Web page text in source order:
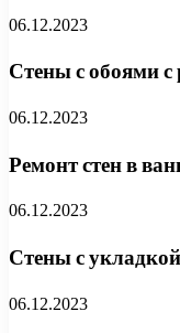
06.12.2023
Стены с обоями
06.12.2023
Ремонт стен в
06.12.2023
Стены с
06.12.2023